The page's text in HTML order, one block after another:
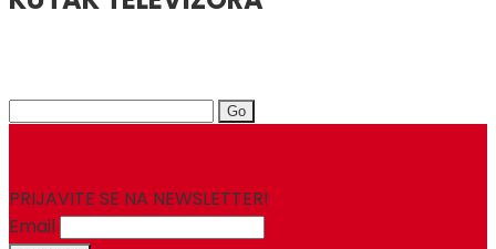
Search
PRIJAVITE SE NA NEWSLETTER!
Email